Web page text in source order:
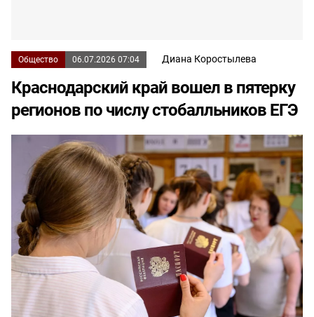
Общество 06.07.2026 07:04 Диана Коростылева
Краснодарский край вошел в пятерку
регионов по числу стобалльников ЕГЭ